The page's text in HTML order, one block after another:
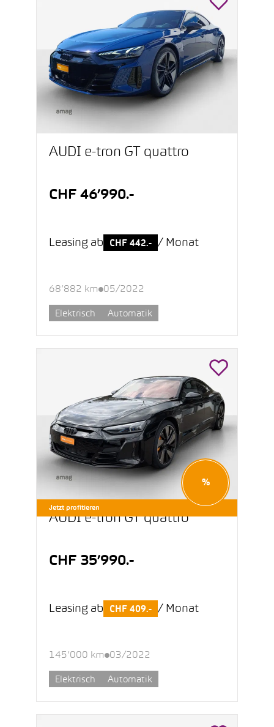
AUDI e-tron GT quattro
CHF 46’990.-
Leasing ab CHF 442.- / Monat
68’882 km 05/2022
Elektrisch Automatik
Jetzt profitieren
%
AUDI e-tron GT quattro
CHF 35’990.-
Leasing ab CHF 409.- / Monat
145’000 km 03/2022
Elektrisch Automatik